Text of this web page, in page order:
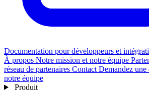
Documentation pour développeurs et
À propos Notre mission et notre équipe
réseau de partenaires Contact Demandez une
notre équipe
Produit